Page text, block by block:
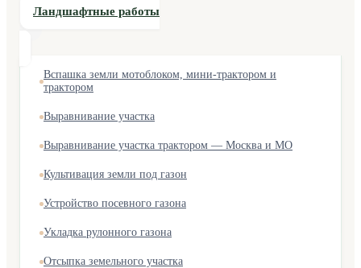
Ландшафтные работы
Вспашка земли мотоблоком, мини-трактором и
трактором
Выравнивание участка
Выравнивание участка трактором — Москва и МО
Культивация земли под газон
Устройство посевного газона
Укладка рулонного газона
Отсыпка земельного участка